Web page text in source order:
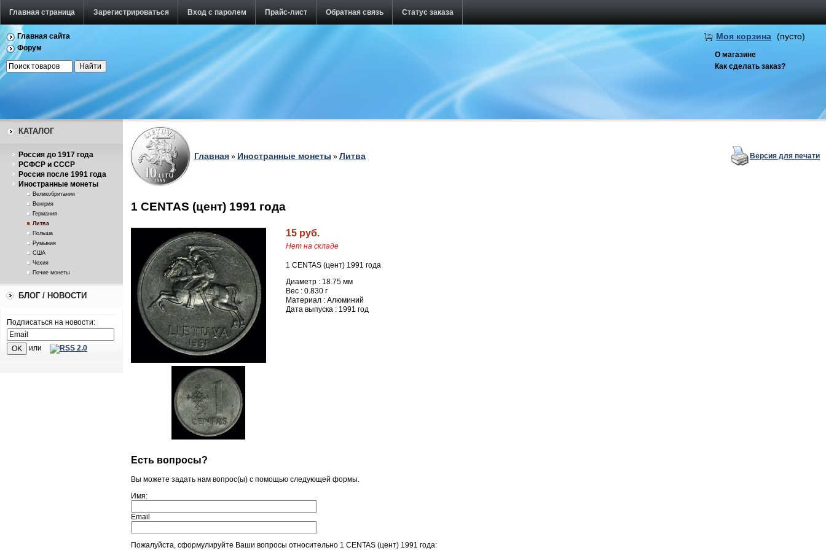
Главная страница Зарегистрироваться Вход с паролем Прайс-лист Обратная связь Статус заказа
Главная сайта
Форум
Моя корзина (пусто)
О магазине
Как сделать заказ?
КАТАЛОГ
Россия до 1917 года
РСФСР и СССР
Россия после 1991 года
Иностранные монеты
Великобритания
Венгрия
Германия
Литва
Польша
Румыния
США
Чехия
Почие монеты
БЛОГ / НОВОСТИ
Подписаться на новости:
или
Главная » Иностранные монеты » Литва Версия для печати
1 CENTAS (цент) 1991 года
15 руб.
Нет на складе
1 CENTAS (цент) 1991 года
Диаметр : 18.75 мм
Вес : 0.830 г
Материал : Алюминий
Дата выпуска : 1991 год
Есть вопросы?
Вы можете задать нам вопрос(ы) с помощью следующей формы.
Имя:
Email
Пожалуйста, сформулируйте Ваши вопросы относительно 1 CENTAS (цент) 1991 года: